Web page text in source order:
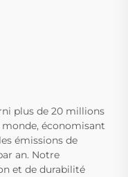
plus de 20 millions
monde, économisant
émissions de
an. Notre
et de durabilité